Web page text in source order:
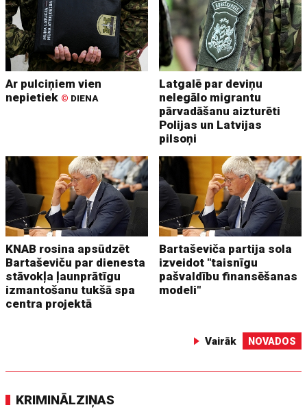
Ar pulciņiem vien
nepietiek © DIENA
Latgalē par deviņu
nelegālo migrantu
pārvadāšanu aizturēti
Polijas un Latvijas
pilsoņi
KNAB rosina apsūdzēt
Bartaševiču par dienesta
stāvokļa ļaunprātīgu
izmantošanu tukšā spa
centra projektā
Bartaševiča partija sola
izveidot "taisnīgu
pašvaldību finansēšanas
modeli"
Vairāk NOVADOS
KRIMINĀLZIŅAS